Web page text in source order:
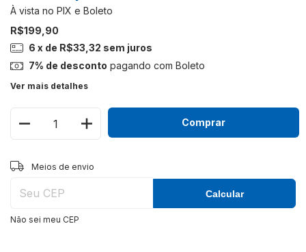
R$199,90
6 x de R$33,32 sem juros
7% de desconto pagando com Boleto
Ver mais detalhes
Entregas para o CEP:
Meios de envio
Calcular
Não sei meu CEP